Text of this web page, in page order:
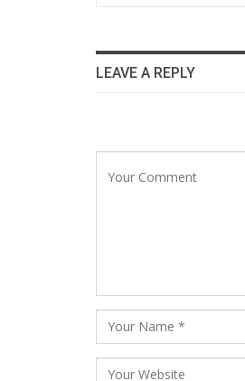
LEAVE A REPLY